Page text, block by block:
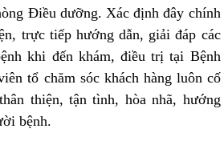
Điều dưỡng. Xác định đây chính
trực tiếp hướng dẫn, giải đáp các
khi đến khám, điều trị tại Bệnh
tổ chăm sóc khách hàng luôn cố
thiện, tận tình, hòa nhã, hướng
bệnh.